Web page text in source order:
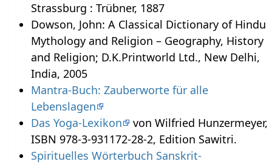
Strassburg : Trübner, 1887
Dowson, John: A Classical Dictionary of Hindu
Mythology and Religion – Geography, History
and Religion; D.K.Printworld Ltd., New Delhi,
India, 2005
Mantra-Buch: Zauberworte für alle
Lebenslagen
Das Yoga-Lexikon
von Wilfried Hunzermeyer,
ISBN 978-3-931172-28-2, Edition Sawitri.
Spirituelles Wörterbuch Sanskrit-